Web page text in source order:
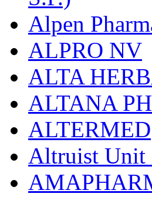
Alpen
ALPRO NV
ALTA
ALTANA
ALTERMED
Altruist Unit